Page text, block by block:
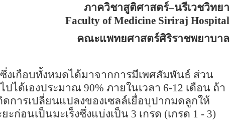
ภาควิชาสูติศาสตร์–นรีเวชวิทยา
Faculty ofMedicine Siriraj Hospital
คณะแพทยศาสตร์ศิริราชพยาบาล
งเกือบทั้งหมดได้มาจากการมีเพศสัมพันธ์ ส่วน
ปได้เองประมาณ 90% ภายในเวลา 6-12 เดือน ถ้า
ดการเปลี่ยนแปลงของเซลล์เยื่อบุปากมดลูกให้
ก่อนเป็นมะเร็งซึ่งแบ่งเป็น 3 เกรด (เกรด 1 - 3)